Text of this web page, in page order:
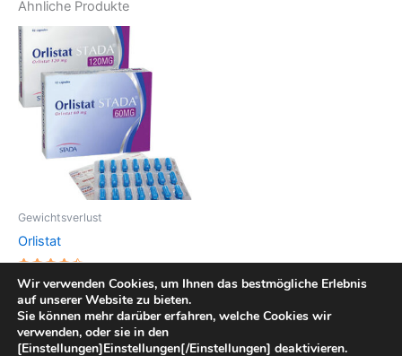
Ähnliche Produkte
Gewichtsverlust
Orlistat
Bewertet
mit
4.5555555555556
von 5
Copyright © 2026 Rathaus Apotheke | Präsentiert von
Wir verwenden Cookies, um Ihnen das bestmögliche Erlebnis
auf unserer Website zu bieten.
Sie können mehr darüber erfahren, welche Cookies wir
verwenden, oder sie in den
[Einstellungen]Einstellungen[/Einstellungen] deaktivieren.